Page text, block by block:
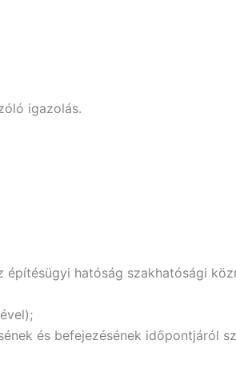
igazolás.
hatóság szakhatósági
és befejezésének időpontjáról